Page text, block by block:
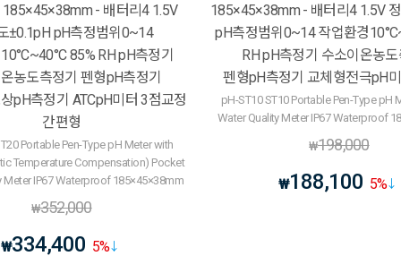
- 배터리4 1.5V
±0.1pH pH측정범위0~14
85% RH pH측정기
농도측정기 펜형pH측정기
pH측정기 ATCpH미터 3점교정
간편형
Portable Pen-Type pH Meter with
Temperature Compensation) Pocket
Meter IP67 Waterproof 185×45×38mm
₩352,000
₩334,400 5%
185×45×38mm - 배터리4 1.5V
pH측정범위0~14 작업환경
RH pH측정기 수소이온농
펜형pH측정기 교체형전극pH
pH-ST10 ST10 Portable Pen-Type pH
Water Quality Meter IP67 Waterproof
₩198,000
₩188,100 5%